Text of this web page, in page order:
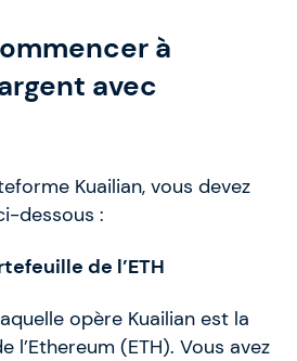
à
avec
Kuailian, vous devez
dessous :
de l’ETH
opère Kuailian est la
(ETH). Vous avez